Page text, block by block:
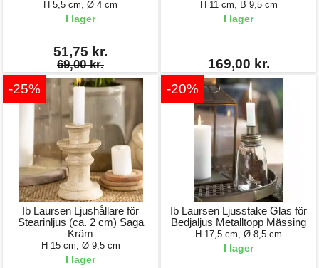
H 5,5 cm, Ø 4 cm
I lager
51,75 kr.
69,00 kr.
H 11 cm, B 9,5 cm
I lager
169,00 kr.
-25%
Ib Laursen Ljushållare för
Stearinljus (ca. 2 cm) Saga
Kräm
H 15 cm, Ø 9,5 cm
I lager
-20%
Ib Laursen Ljusstake Glas för
Bedjaljus Metalltopp Mässing
H 17,5 cm, Ø 8,5 cm
I lager